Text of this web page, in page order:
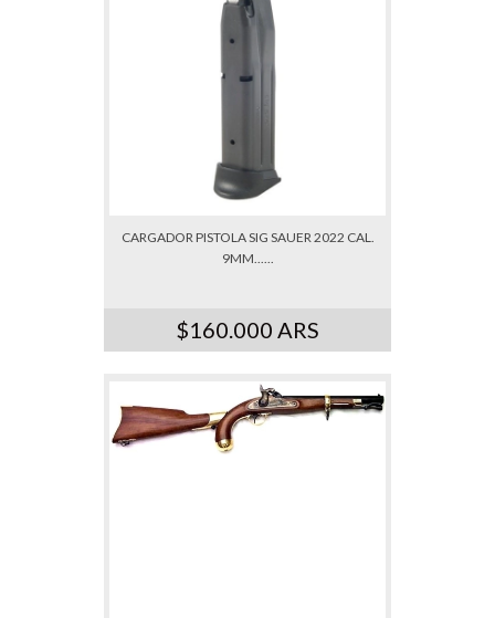
CARGADOR PISTOLA SIG SAUER 2022 CAL.
9MM......
$160.000 ARS